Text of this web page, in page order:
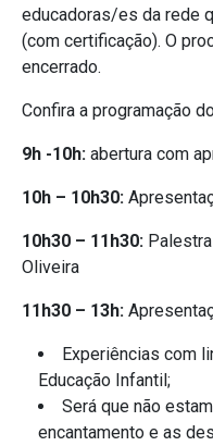
educadoras/es da rede
(com certificação). O
encerrado.
Confira a programação
9h -10h: abertura com
10h – 10h30:
10h30 – 11h30:
Oliveira
11h30 – 13h:
Experiências com
Educação Infantil;
Será que não
encantamento e as